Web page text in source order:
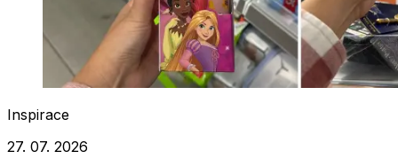
Inspirace
27. 07. 2026